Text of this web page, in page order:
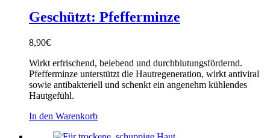
Geschützt: Pfefferminze
8,90€
Wirkt erfrischend, belebend und durchblutungsfördernd.
Pfefferminze unterstützt die Hautregeneration, wirkt antiviral
sowie antibakteriell und schenkt ein angenehm kühlendes
Hautgefühl.
In den Warenkorb